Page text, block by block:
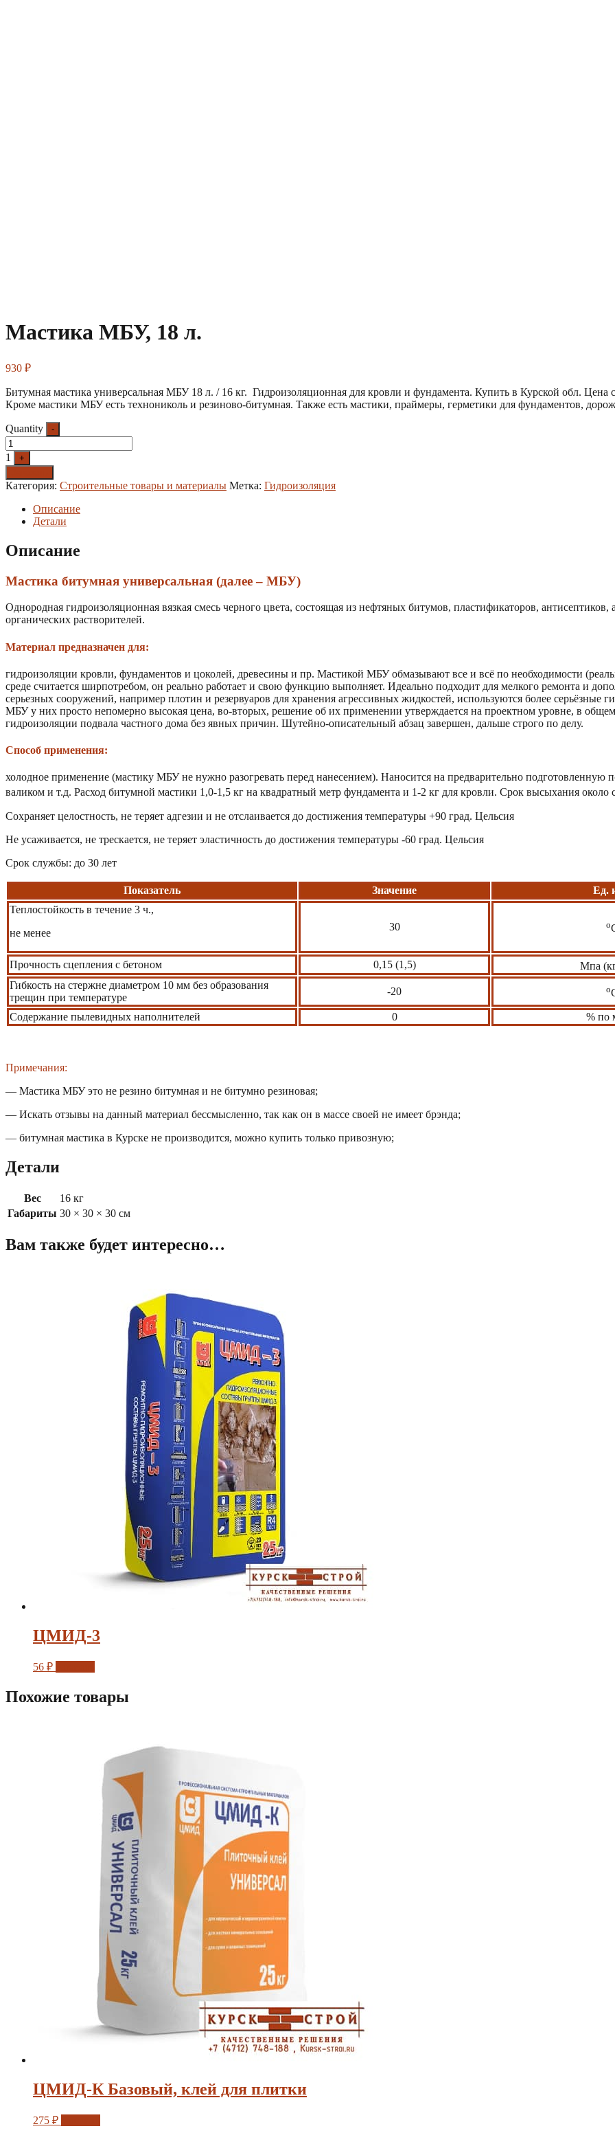
Мастика МБУ, 18 л.
930 ₽
Битумная мастика универсальная МБУ 18 л. / 16 кг. Гидроизоляционная для кровли и фундамента. Купить в Курской обл. Цена
Кроме мастики МБУ есть технониколь и резиново-битумная. Также есть мастики, праймеры, герметики для фундаментов,
Quantity -
1
+
Категория: Строительные товары и материалы Метка: Гидроизоляция
Описание
Детали
Описание
Мастика битумная универсальная (далее – МБУ)
Однородная гидроизоляционная вязкая смесь черного цвета, состоящая из нефтяных битумов, пластификаторов,
органических растворителей.
Материал предназначен для:
гидроизоляции кровли, фундаментов и цоколей, древесины и пр. Мастикой МБУ обмазывают все и всё по необходимости
среде считается ширпотребом, он реально работает и свою функцию выполняет. Идеально подходит для мелкого ремонта и
серьезных сооружений, например плотин и резервуаров для хранения агрессивных жидкостей, используются более
МБУ у них просто непомерно высокая цена, во-вторых, решение об их применении утверждается на проектном уровне, в
гидроизоляции подвала частного дома без явных причин. Шутейно-описательный абзац завершен, дальше строго по делу.
Способ применения:
холодное применение (мастику МБУ не нужно разогревать перед нанесением). Наносится на предварительно
валиком и т.д. Расход битумной мастики 1,0-1,5 кг на квадратный метр фундамента и 1-2 кг для кровли. Срок высыхания
Сохраняет целостность, не теряет адгезии и не отслаивается до достижения температуры +90 град. Цельсия
Не усаживается, не трескается, не теряет эластичность до достижения температуры -60 град. Цельсия
Срок службы: до 30 лет
Показатель Значение
Ед.
Теплостойкость в течение 3 ч.,
не менее
30 о
Прочность сцепления с бетоном 0,15 (1,5) Мпа
Гибкость на стержне диаметром 10 мм без образования
трещин при температуре
-20 о
Содержание пылевидных наполнителей 0 % по
Примечания:
— Мастика МБУ это не резино битумная и не битумно резиновая;
— Искать отзывы на данный материал бессмысленно, так как он в массе своей не имеет брэнда;
— битумная мастика в Курске не производится, можно купить только привозную;
Детали
Вес
16 кг
Габариты 30 × 30 × 30 см
Вам также будет интересно…
ЦМИД-3
56 ₽
Похожие товары
ЦМИД-К Базовый, клей для плитки
275 ₽